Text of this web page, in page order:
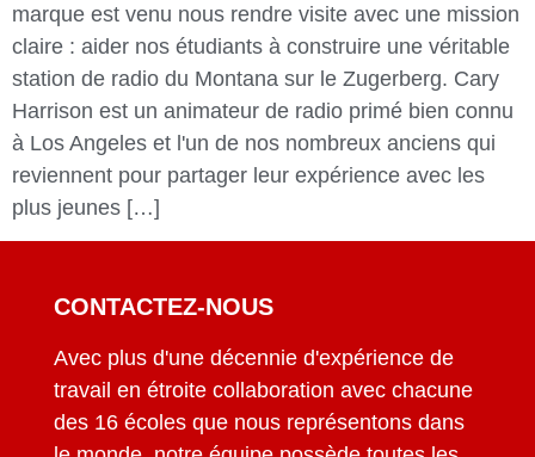
marque est venu nous rendre visite avec une mission
claire : aider nos étudiants à construire une véritable
station de radio du Montana sur le Zugerberg. Cary
Harrison est un animateur de radio primé bien connu
à Los Angeles et l'un de nos nombreux anciens qui
reviennent pour partager leur expérience avec les
plus jeunes […]
CONTACTEZ-NOUS
Avec plus d'une décennie d'expérience de
travail en étroite collaboration avec chacune
des 16 écoles que nous représentons dans